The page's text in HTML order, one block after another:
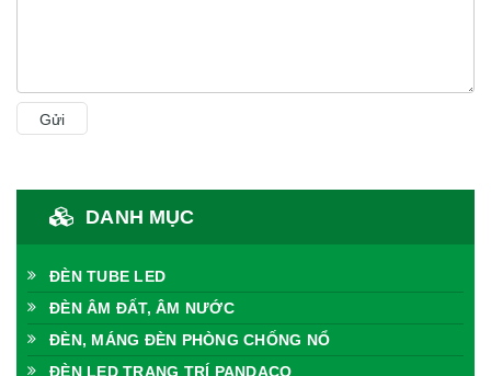
Gửi
DANH MỤC
ĐÈN TUBE LED
ĐÈN ÂM ĐẤT, ÂM NƯỚC
ĐÈN, MÁNG ĐÈN PHÒNG CHỐNG NỔ
ĐÈN LED TRANG TRÍ PANDACO